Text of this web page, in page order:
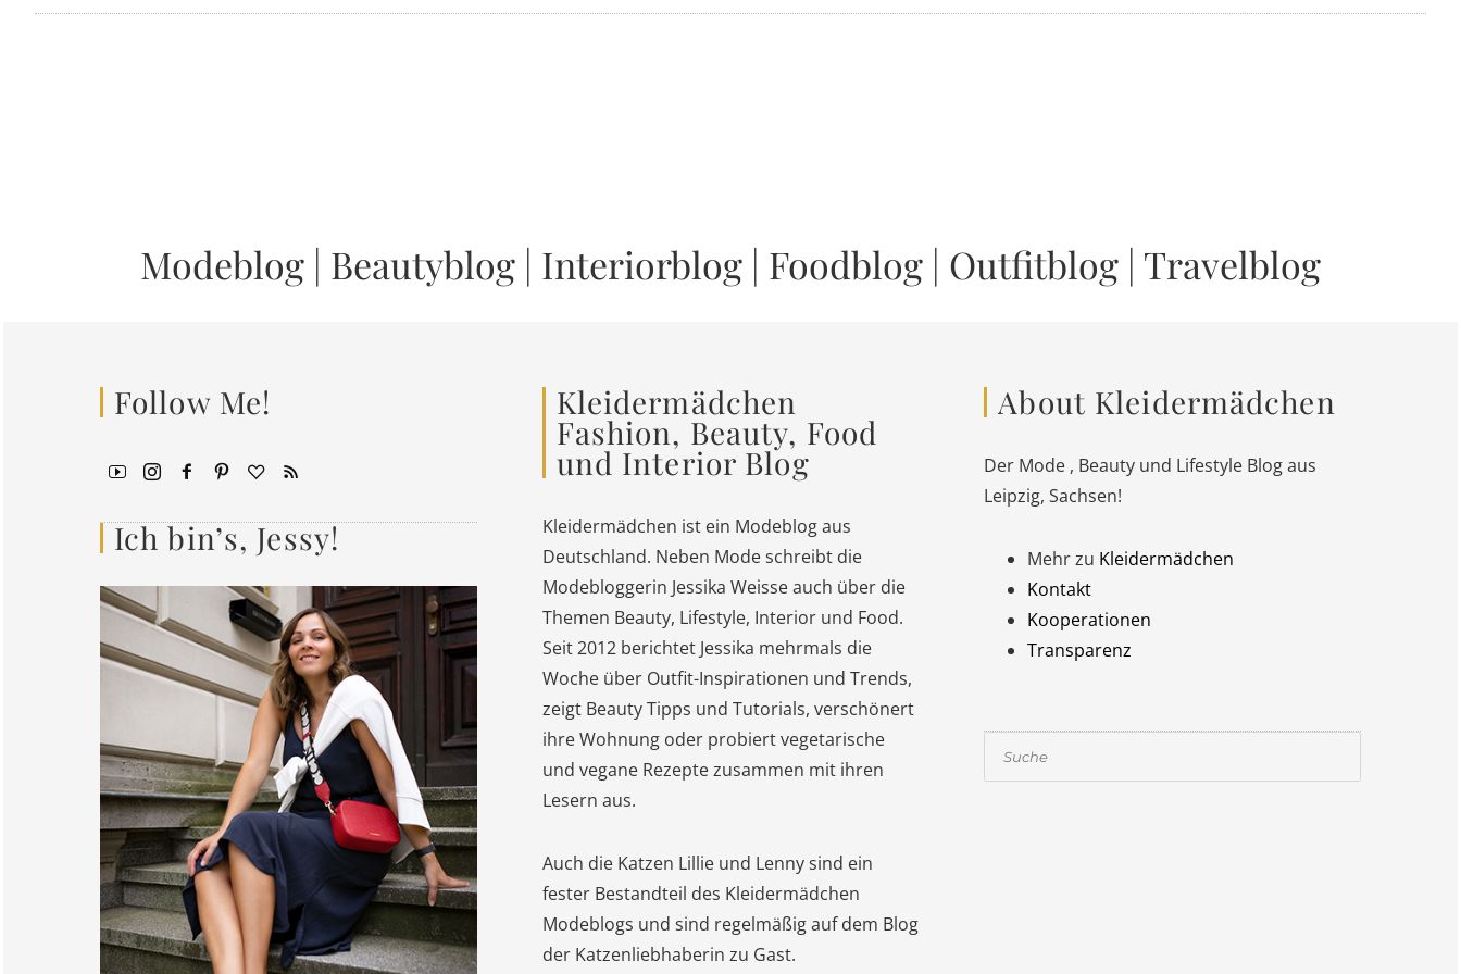
Modeblog | Beautyblog | Interiorblog | Foodblog | Outfitblog | Travelblog
Follow Me!
Ich bin’s, Jessy!
Kleidermädchen
Fashion, Beauty, Food
und Interior Blog
Kleidermädchen ist ein Modeblog aus
Deutschland. Neben Mode schreibt die
Modebloggerin Jessika Weisse auch über die
Themen Beauty, Lifestyle, Interior und Food.
Seit 2012 berichtet Jessika mehrmals die
Woche über Outfit-Inspirationen und Trends,
zeigt Beauty Tipps und Tutorials, verschönert
ihre Wohnung oder probiert vegetarische
und vegane Rezepte zusammen mit ihren
Lesern aus.
Auch die Katzen Lillie und Lenny sind ein
fester Bestandteil des Kleidermädchen
Modeblogs und sind regelmäßig auf dem Blog
der Katzenliebhaberin zu Gast.
About Kleidermädchen
Der Mode , Beauty und Lifestyle Blog aus
Leipzig, Sachsen!
Mehr zu Kleidermädchen
Kontakt
Kooperationen
Transparenz
Suchen